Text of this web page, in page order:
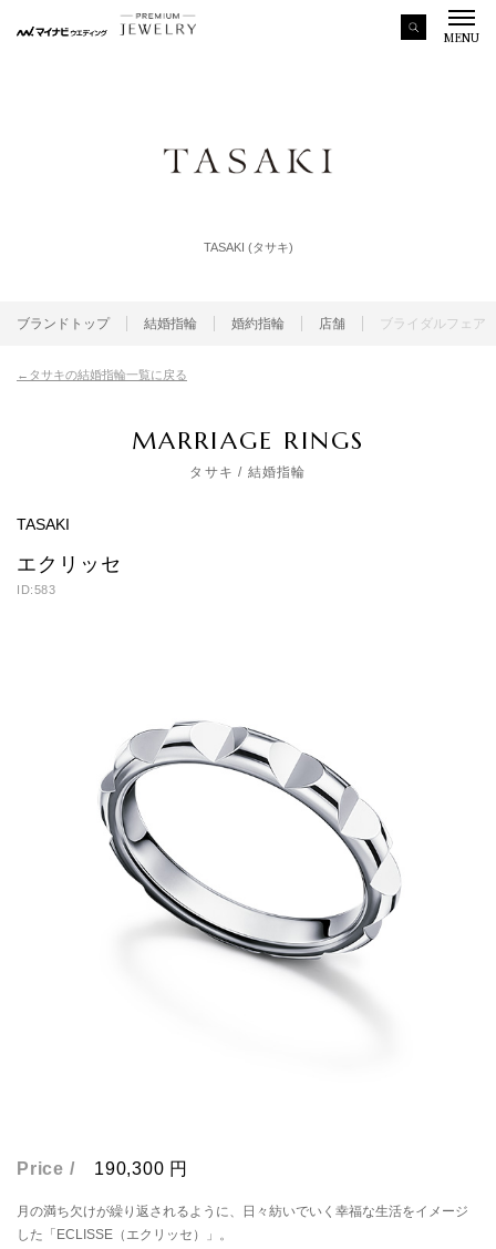
MENU
TASAKI (タサキ)
ブランドトップ 結婚指輪 婚約指輪 店舗 ブライダルフェア
タサキの結婚指輪一覧に戻る
MARRIAGE RINGS
タサキ / 結婚指輪
TASAKI
エクリッセ
ID:583
Price / 190,300 円
月の満ち欠けが繰り返されるように、日々紡いでいく幸福な生活をイメージ
した「ECLISSE（エクリッセ）」。